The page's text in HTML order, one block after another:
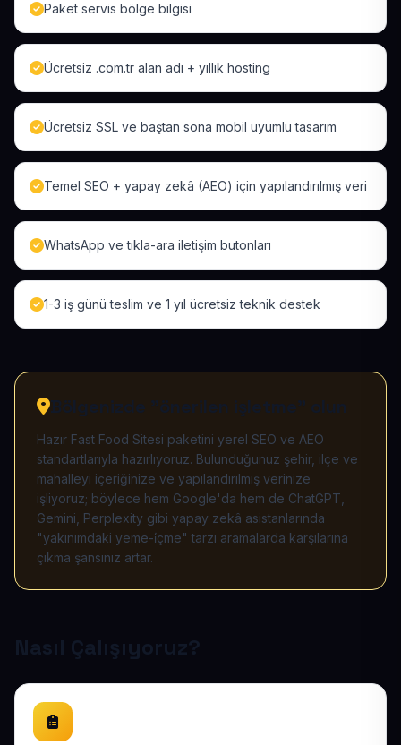
Paket servis bölge bilgisi
Ücretsiz .com.tr alan adı + yıllık hosting
Ücretsiz SSL ve baştan sona mobil uyumlu tasarım
Temel SEO + yapay zekâ (AEO) için yapılandırılmış veri
WhatsApp ve tıkla-ara iletişim butonları
1-3 iş günü teslim ve 1 yıl ücretsiz teknik destek
Bölgenizde "önerilen işletme" olun
Hazır Fast Food Sitesi paketini yerel SEO ve AEO
standartlarıyla hazırlıyoruz. Bulunduğunuz şehir, ilçe ve
mahalleyi içeriğinize ve yapılandırılmış verinize
işliyoruz; böylece hem Google'da hem de ChatGPT,
Gemini, Perplexity gibi yapay zekâ asistanlarında
"yakınımdaki yeme-i̇çme" tarzı aramalarda karşılarına
çıkma şansınız artar.
Nasıl Çalışıyoruz?